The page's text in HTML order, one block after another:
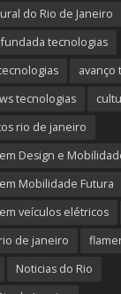
do Rio de Janeiro
tecnologias
avanço
tecnologias
rio de janeiro
Design e
Mobilidade Futura
veículos elétricos
de janeiro
Noticias do Rio